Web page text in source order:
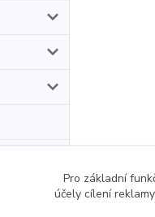
Pro základní
účely cílení